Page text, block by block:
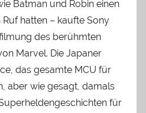
Batman und Robin einen
hatten – kaufte Sony
des berühmten
Marvel. Die Japaner
das gesamte MCU für
aber wie gesagt, damals
für